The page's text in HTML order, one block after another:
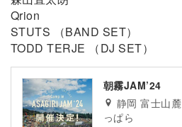
Qrion
STUTS （BAND SET）
TODD TERJE （DJ SET）
朝霧JAM’24
静岡 富士山
っぱら